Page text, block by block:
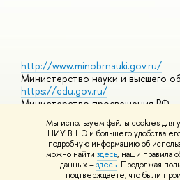
Мы используем файлы cookies для
НИУ ВШЭ и большего удобства
подробную информацию об
можно найти здесь, наши правила
данных –здесь. Продолжая
подтверждаете, что были
http://www.minobrnauki.gov.ru/
Министерство науки и высшего
https://edu.gov.ru/
Министерство просвещения РФ
Массовые открытые онлайн-
© НИУ ВШЭ 1993–2026 Адреса и